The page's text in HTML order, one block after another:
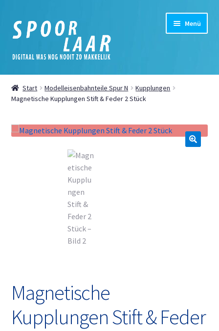
Navigation
springen
Inhalt
springen
Menü
Startseite
Shop
Mein Konto
öffnen
Cookie-Richtlinie (EU)
Start Modelleisenbahnteile Spur N
Kupplungen
Magnetische Kupplungen Stift & Feder 2 Stück
Magnetische
Kupplungen Stift & Feder